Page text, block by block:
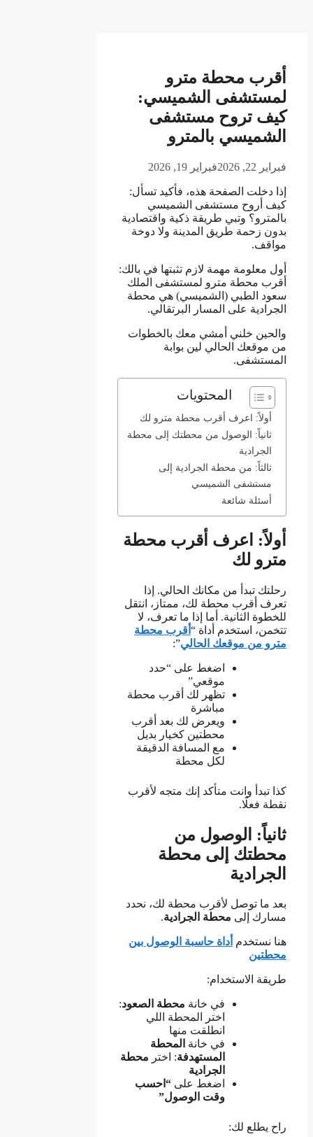
أقرب محطة مترو
لمستشفى الشميسي:
كيف تروح مستشفى
الشميسي بالمترو
فبراير 22, 2026 فبراير 19, 2026
إذا دخلت الصفحة هذه، فأكيد تسأل:
كيف أروح مستشفى الشميسي
بالمترو؟ وتبي طريقة ذكية واقتصادية
بدون زحمة طريق المدينة ولا دوخة
مواقف.
أول معلومة مهمة لازم تثبتها في بالك:
أقرب محطة مترو لمستشفى الملك
سعود الطبي (الشميسي) هي محطة
الجرادية على المسار البرتقالي.
والحين خلني أمشي معك بالخطوات
من موقعك الحالي لين بوابة
المستشفى.
المحتويات
أولاً: اعرف أقرب محطة مترو لك
ثانياً: الوصول من محطتك إلى محطة
الجرادية
ثالثاً: من محطة الجرادية إلى
مستشفى الشميسي
أسئلة شائعة
أولاً: اعرف أقرب محطة
مترو لك
رحلتك تبدأ من مكانك الحالي. إذا
تعرف أقرب محطة لك، ممتاز، انتقل
للخطوة الثانية. أما إذا ما تعرف، لا
تتخمن، استخدم أداة “ أقرب محطة
مترو من موقعك الحالي”:
اضغط على “حدد
موقعي”
تظهر لك أقرب محطة
مباشرة
ويعرض لك بعد أقرب
محطتين كخيار بديل
مع المسافة الدقيقة
لكل محطة
كذا تبدأ وانت متأكد إنك متجه لأقرب
نقطة فعلًا.
ثانياً: الوصول من
محطتك إلى محطة
الجرادية
بعد ما توصل لأقرب محطة لك، نحدد
مسارك إلى محطة الجرادية.
هنا نستخدم أداة حاسبة الوصول بين
محطتين
طريقة الاستخدام:
في خانة محطة الصعود:
اختر المحطة اللي
انطلقت منها
في خانة المحطة
المستهدفة: اختر محطة
الجرادية
اضغط على “احسب
وقت الوصول”
راح يطلع لك: